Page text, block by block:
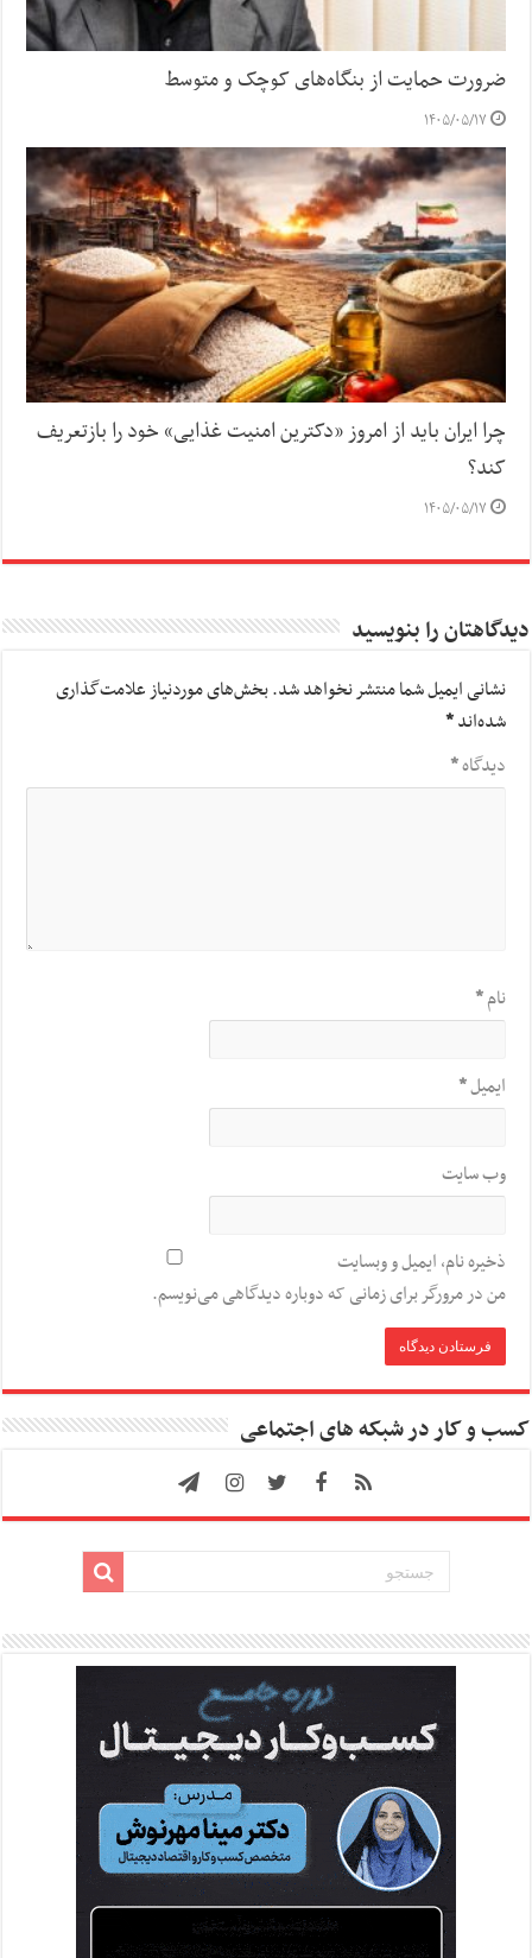
ضرورت حمایت از بنگاه‌های کوچک و متوسط
۱۴۰۵/۰۵/۱۷
چرا ایران باید از امروز «دکترین امنیت غذایی» خود را بازتعریف
کند؟
۱۴۰۵/۰۵/۱۷
دیدگاهتان را بنویسید
نشانی ایمیل شما منتشر نخواهد شد.بخش‌های موردنیاز علامت‌گذاری
شده‌اند*
دیدگاه*
نام*
ایمیل*
وب‌ سایت
ذخیره نام، ایمیل و وبسایت
من در مرورگر برای زمانی که دوباره دیدگاهی می‌نویسم.
کسب و کار در شبکه های اجتماعی